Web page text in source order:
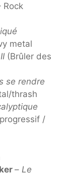
Rock
metal
(Brûler des
se rendre
thrash
/
– Le